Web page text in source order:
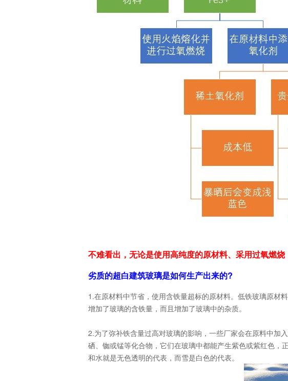
不难看出，无论是使用高纯度的原材料、采用过氧燃
劣质的超白建筑玻璃是如何生产出来的?
1.在原材料中节省，使用含铁量超标的原材料。低铁玻璃原材
增加了玻璃的含铁量，而且增加了玻璃中的杂质。
2.为了弥补铁含量过高对玻璃的影响，一些厂家会在原料中加
硒、铷或锰等化合物，它们在玻璃中都能产生紫色或紫红色，
和水就是无色透明的代表，而雪是白色的代表。